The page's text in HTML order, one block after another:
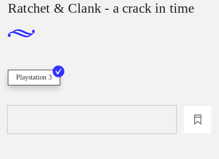
Ratchet & Clank - a crack in time
Playstation 3